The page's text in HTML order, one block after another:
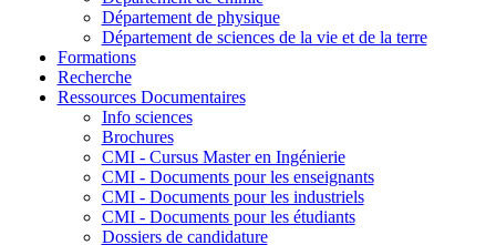
Département de physique
Département de sciences de la vie et de la terre
Formations
Recherche
Ressources Documentaires
Info sciences
Brochures
CMI - Cursus Master en Ingénierie
CMI - Documents pour les enseignants
CMI - Documents pour les industriels
CMI - Documents pour les étudiants
Dossiers de candidature